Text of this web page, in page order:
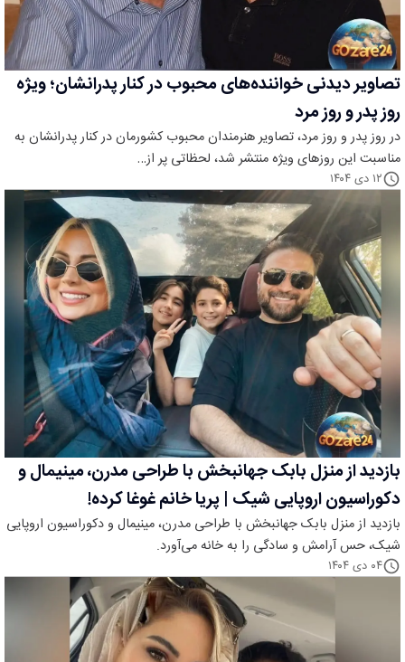
تصاویر دیدنی خواننده‌های محبوب در کنار پدرانشان؛ ویژه
روز پدر و روز مرد
در روز پدر و روز مرد، تصاویر هنرمندان محبوب کشورمان در کنار پدرانشان به
مناسبت این روزهای ویژه منتشر شد، لحظاتی پر از…
۱۲ دی ۱۴۰۴
بازدید از منزل بابک جهانبخش با طراحی مدرن، مینیمال و
دکوراسیون اروپایی شیک | پریا خانم غوغا کرده!
بازدید از منزل بابک جهانبخش با طراحی مدرن، مینیمال و دکوراسیون اروپایی
شیک، حس آرامش و سادگی را به خانه می‌آورد.
۰۴ دی ۱۴۰۴